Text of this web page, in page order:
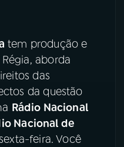
tem produção e
aborda
das
da questão
Rádio Nacional
Nacional de
feira. Você